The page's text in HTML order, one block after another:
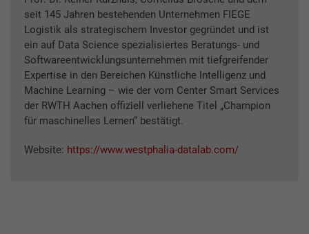
seit 145 Jahren bestehenden Unternehmen FIEGE
Logistik als strategischem Investor gegründet und ist
ein auf Data Science spezialisiertes Beratungs- und
Softwareentwicklungsunternehmen mit tiefgreifender
Expertise in den Bereichen Künstliche Intelligenz und
Machine Learning – wie der vom Center Smart Services
der RWTH Aachen offiziell verliehene Titel „Champion
für maschinelles Lernen“ bestätigt.
Website: https://www.westphalia-datalab.com/